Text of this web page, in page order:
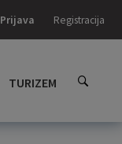
Prijava Registracija
TURIZEM